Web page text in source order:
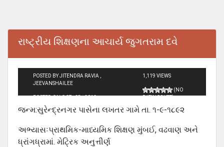
રાષ્‍ટ્રીય શિક્ષણના આચાર્ય જુગતરામ દવે
POSTED BY JITENDRA RAVIA ,
JEEVANSHAILEE
POSTED ON OCT - 28 - 2012
1,119 VIEWS
(NO
RATINGS YET)
જન્‍મ:સુરેન્‍દ્રનગર પાસેના લખતર ગામે તા. ૧-૯-૧૮૯૨
અભ્યાસઃપ્રાથમિક-માધ્યમિક શિક્ષણ મુંબઈ, વઢવાણ અને
ધ્રાંગધ્રામાં. મેટ્રિક અનુત્તીર્ણ